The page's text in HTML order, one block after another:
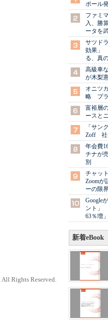
Rights Reserved.
ポール
ファミ
入、勝
ータを
サツド
効果」
る、真
高級車
が木梨
オニツ
略 プラ
富裕層
ースと
「サン
Zoff 社
年会費
チナが
別
チャッ
Zoomが
ーの限
Google
ント」
63％増
新着eBook